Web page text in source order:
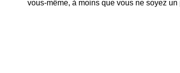
vous-même, à moins que vous ne soyez